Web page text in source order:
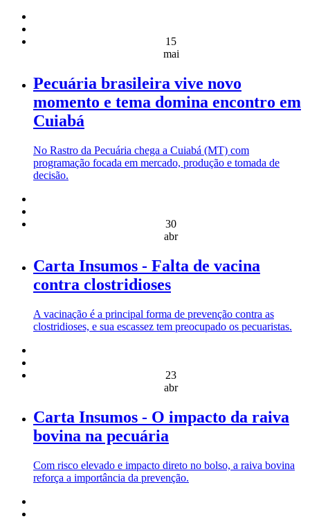
15
mai
Pecuária brasileira vive novo
momento e tema domina encontro em
Cuiabá
No Rastro da Pecuária chega a Cuiabá (MT) com
programação focada em mercado, produção e tomada de
decisão.
30
abr
Carta Insumos - Falta de vacina
contra clostridioses
A vacinação é a principal forma de prevenção contra as
clostridioses, e sua escassez tem preocupado os pecuaristas.
23
abr
Carta Insumos - O impacto da raiva
bovina na pecuária
Com risco elevado e impacto direto no bolso, a raiva bovina
reforça a importância da prevenção.